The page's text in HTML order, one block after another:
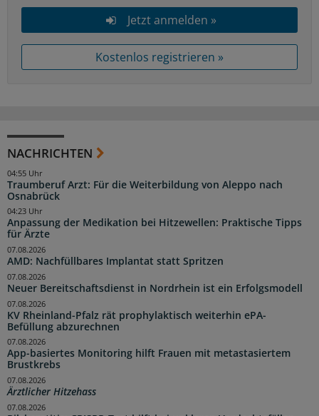
Jetzt anmelden »
Kostenlos registrieren »
NACHRICHTEN
Traumberuf Arzt: Für die Weiterbildung von Aleppo nach
Osnabrück
04:55 Uhr
Anpassung der Medikation bei Hitzewellen: Praktische Tipps
für Ärzte
04:23 Uhr
AMD: Nachfüllbares Implantat statt Spritzen
07.08.2026
Neuer Bereitschaftsdienst in Nordrhein ist ein Erfolgsmodell
07.08.2026
KV Rheinland-Pfalz rät prophylaktisch weiterhin ePA-
Befüllung abzurechnen
07.08.2026
App-basiertes Monitoring hilft Frauen mit metastasiertem
Brustkrebs
07.08.2026
Ärztlicher Hitzehass
07.08.2026
07.08.2026